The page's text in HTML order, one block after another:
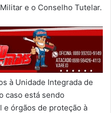
e o Conselho Tutelar.
à Unidade Integrada de
caso está sendo
e órgãos de proteção à